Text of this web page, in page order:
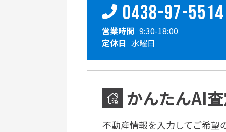
0438-97-5514
営業時間 9:30-18:00
定休日 水曜日
かんたんAI
不動産情報を入力してご希望